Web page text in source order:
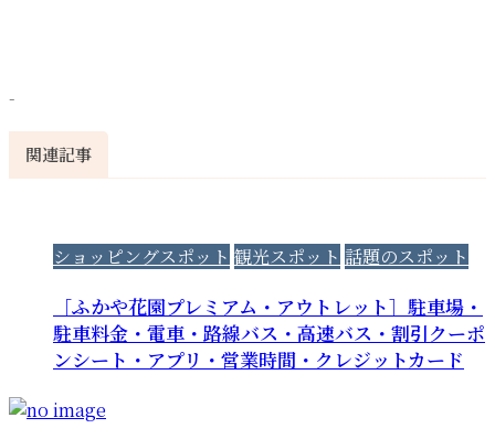
-
関連記事
ショッピングスポット 観光スポット 話題のスポット
［ふかや花園プレミアム・アウトレット］駐車場・
駐車料金・電車・路線バス・高速バス・割引クーポ
ンシート・アプリ・営業時間・クレジットカード